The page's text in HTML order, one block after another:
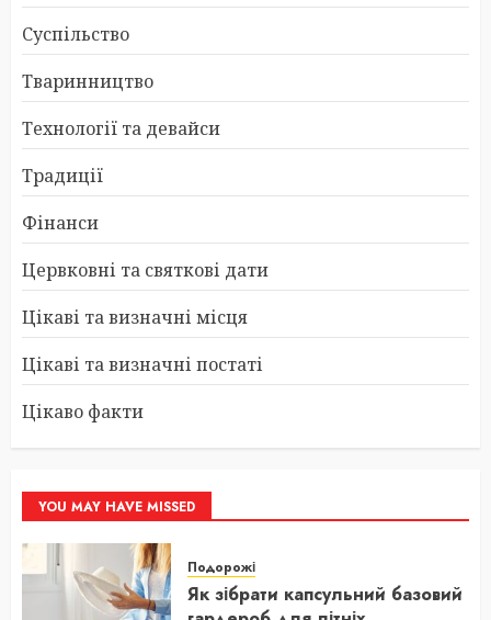
Суспільство
Тваринництво
Технології та девайси
Традиції
Фінанси
Цервковні та святкові дати
Цікаві та визначні місця
Цікаві та визначні постаті
Цікаво факти
YOU MAY HAVE MISSED
Подорожі
Як зібрати капсульний базовий